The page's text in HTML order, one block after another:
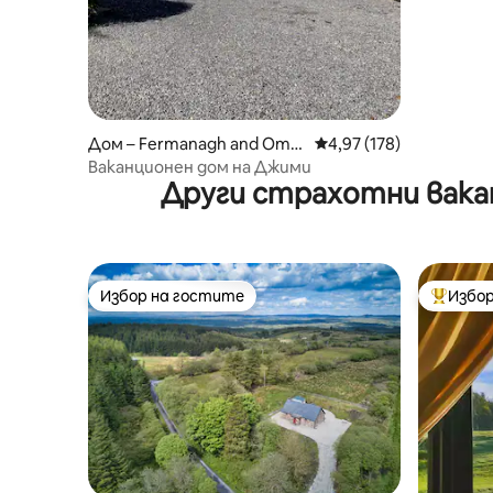
Дом – Fermanagh and Oma
gh
Средна оценка: 4,97
4,97 (178)
Ваканционен дом на Джими
Други страхотни
Избор на гостите
Избор на гостите Най-